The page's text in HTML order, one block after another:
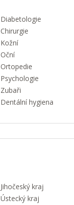
Diabetologie
Chirurgie
Kožní
Oční
Ortopedie
Psychologie
Zubaři
Dentální hygiena
Jihočeský kraj
Ústecký kraj